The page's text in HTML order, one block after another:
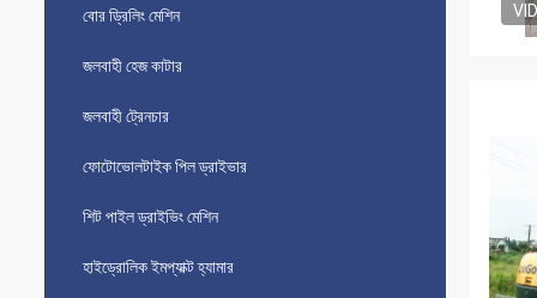
বোর ড্রিলিং মেশিন
জলবাহী হেজ কাটার
জলবাহী ট্রেনচার
ফোটোভোলটাইক পিল ড্রাইভার
শিট পাইল ড্রাইভিং মেশিন
হাইড্রোলিক ইমপ্যাক্ট হ্যামার